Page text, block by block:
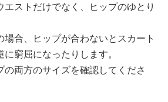
ストだけでなく、ヒップのゆとり
合、ヒップが合わないとスカート
窮屈になったりします。
の両方のサイズを確認してくださ